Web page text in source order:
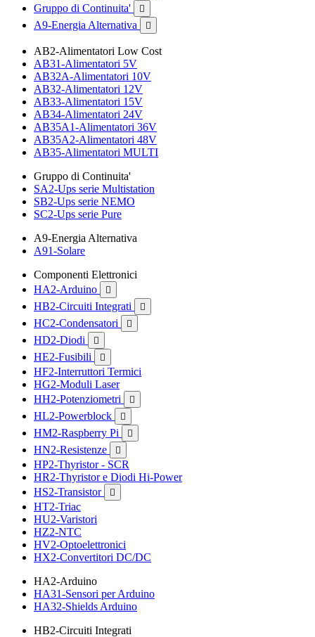
Gruppo di Continuita'

A9-Energia Alternativa 
AB2-Alimentatori Low Cost
AB31-Alimentatori 5V
AB32A-Alimentatori 10V
AB32-Alimentatori 12V
AB33-Alimentatori 15V
AB34-Alimentatori 24V
AB35A1-Alimentatori 36V
AB35A2-Alimentatori 48V
AB35-Alimentatori MULTI
Gruppo di Continuita'
SA2-Ups serie Multistation
SB2-Ups serie NEMO
SC2-Ups serie Pure
A9-Energia Alternativa
A91-Solare
Componenti Elettronici
HA2-Arduino

HB2-Circuiti Integrati 
HC2-Condensatori 
HD2-Diodi 
HE2-Fusibili 
HF2-Interruttori Termici
HG2-Moduli Laser
HH2-Potenziometri

HL2-Powerblock 
HM2-Raspberry Pi 
HN2-Resistenze 
HP2-Thyristor - SCR
HR2-Thyristor e Diodi Hi-Power
HS2-Transistor

HT2-Triac
HU2-Varistori
HZ2-NTC
HV2-Optoelettronici
HX2-Convertitori DC/DC
HA2-Arduino
HA31-Sensori per Arduino
HA32-Shields Arduino
HB2-Circuiti Integrati